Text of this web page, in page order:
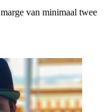
van minimaal twee